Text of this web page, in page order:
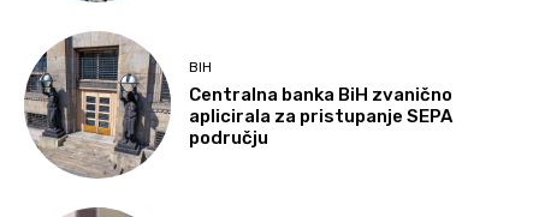
BIH
Centralna banka BiH zvanično
aplicirala za pristupanje SEPA
području